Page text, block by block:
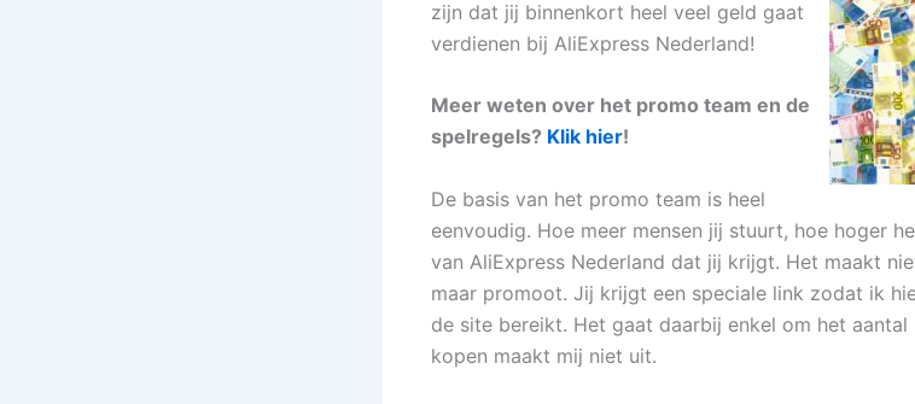
zijn dat jij binnenkort heel veel geld gaat
verdienen bij AliExpress Nederland!
Meer weten over het promo team en de
spelregels? Klik hier!
De basis van het promo team is heel
eenvoudig. Hoe meer mensen jij stuurt, hoe hoger
van AliExpress Nederland dat jij krijgt. Het maakt
maar promoot. Jij krijgt een speciale link zodat ik
de site bereikt. Het gaat daarbij enkel om het
kopen maakt mij niet uit.